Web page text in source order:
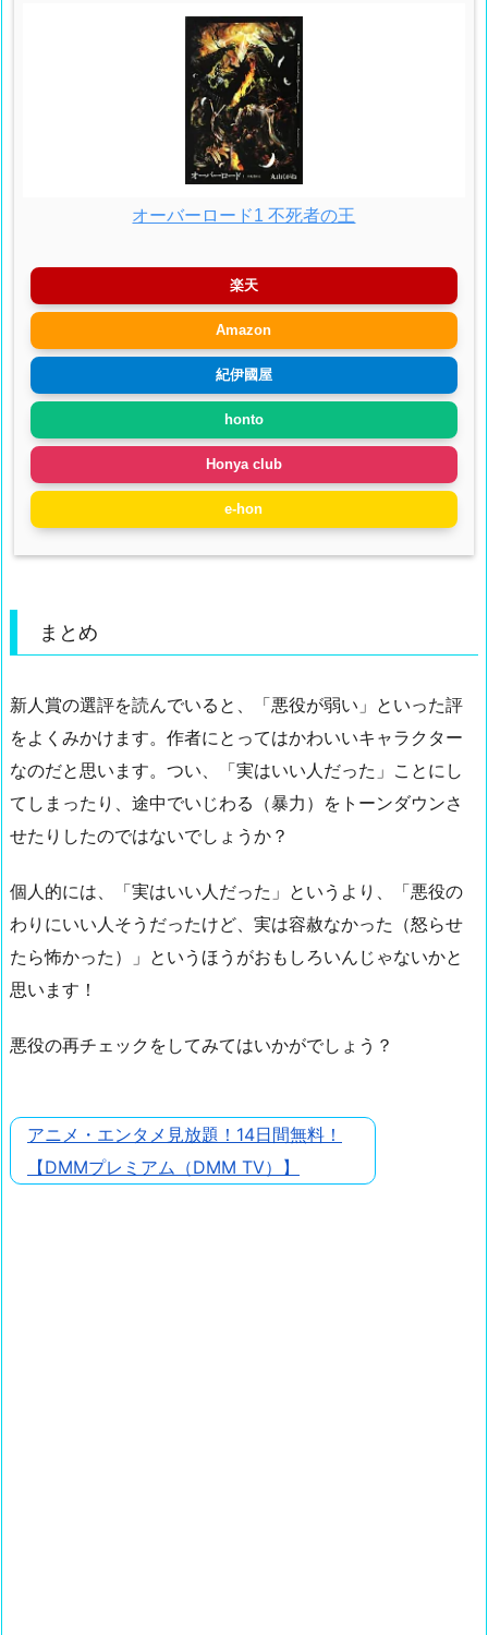
オーバーロード1 不死者の王
楽天
Amazon
紀伊國屋
honto
Honya club
e-hon
まとめ
新人賞の選評を読んでいると、「悪役が弱い」といった評
をよくみかけます。作者にとってはかわいいキャラクター
なのだと思います。つい、「実はいい人だった」ことにし
てしまったり、途中でいじわる（暴力）をトーンダウンさ
せたりしたのではないでしょうか？
個人的には、「実はいい人だった」というより、「悪役の
わりにいい人そうだったけど、実は容赦なかった（怒らせ
たら怖かった）」というほうがおもしろいんじゃないかと
思います！
悪役の再チェックをしてみてはいかがでしょう？
アニメ・エンタメ見放題！14日間無料！
【DMMプレミアム（DMM TV）】